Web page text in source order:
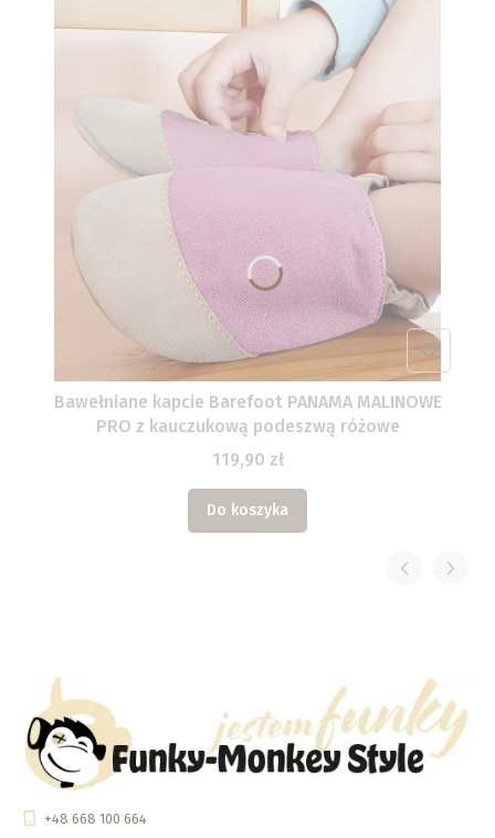
Bawełniane kapcie Barefoot PANAMA MALINOWE
PRO z kauczukową podeszwą różowe
119,90 zł
Do koszyka
+48 668 100 664